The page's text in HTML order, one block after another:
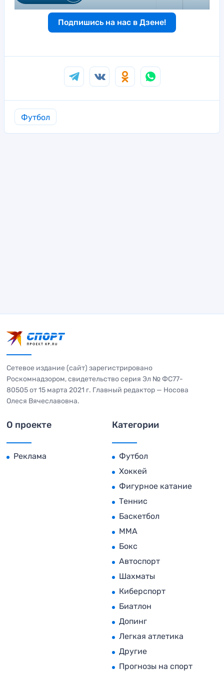
Подпишись на нас в Дзене!
Футбол
Сетевое издание (сайт) зарегистрировано
Роскомнадзором, свидетельство серия Эл № ФС77-
80505 от 15 марта 2021 г. Главный редактор — Носова
Олеся Вячеславовна.
О проекте
Реклама
Категории
Футбол
Хоккей
Фигурное катание
Теннис
Баскетбол
MMA
Бокс
Автоспорт
Шахматы
Киберспорт
Биатлон
Допинг
Легкая атлетика
Другие
Прогнозы на спорт